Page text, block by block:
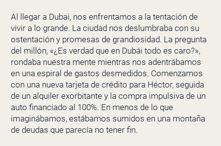
Al llegar a Dubai, nos enfrentamos a la tentación de
vivir a lo grande. La ciudad nos deslumbraba con su
ostentación y promesas de grandiosidad. La pregunta
del millón, «¿Es verdad que en Dubái todo es caro?»,
rondaba nuestra mente mientras nos adentrábamos
en una espiral de gastos desmedidos. Comenzamos
con una nueva tarjeta de crédito para Héctor, seguida
de un alquiler exorbitante y la compra impulsiva de un
auto financiado al 100%. En menos de lo que
imaginábamos, estábamos sumidos en una montaña
de deudas que parecía no tener fin.